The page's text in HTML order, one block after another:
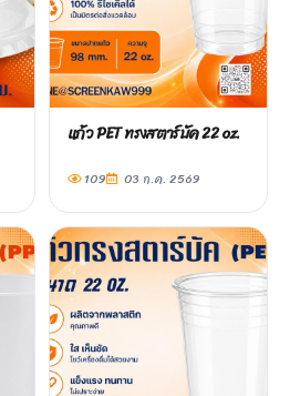
แก้ว PET ทรงสตาร์บัค 22 oz.
109 03 ก.ค. 2569